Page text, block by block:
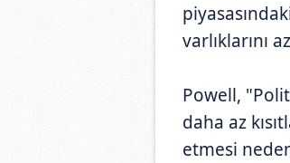
varlıklarını
Powell,
daha az
etmesi